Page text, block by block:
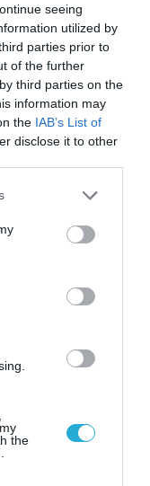
seeing
utilized by
parties prior to
of the further
third parties on the
information may
the IAB’s List of
disclose it to other
or more Google
You may click to
party tags to
in below Google
the
ανάρτηση